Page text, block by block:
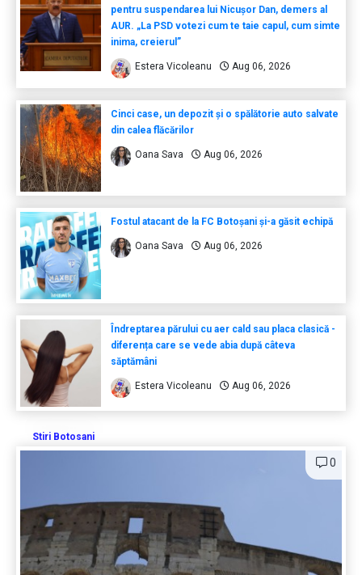
pentru suspendarea lui Nicușor Dan, demers al
AUR. „La PSD votezi cum te taie capul, cum simte
inima, creierul”
Estera Vicoleanu Aug 06, 2026
Cinci case, un depozit și o spălătorie auto salvate
din calea flăcărilor
Oana Sava Aug 06, 2026
Fostul atacant de la FC Botoșani și-a găsit echipă
Oana Sava Aug 06, 2026
Îndreptarea părului cu aer cald sau placa clasică -
diferența care se vede abia după câteva
săptămâni
Estera Vicoleanu Aug 06, 2026
Stiri Botosani
0